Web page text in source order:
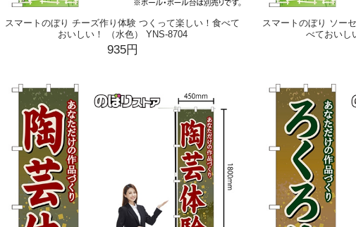
スマートのぼり チーズ作り体験 つくって楽しい！食べて
おいしい！ （水色） YNS-8704
935円
スマートのぼり ソー
べておいし